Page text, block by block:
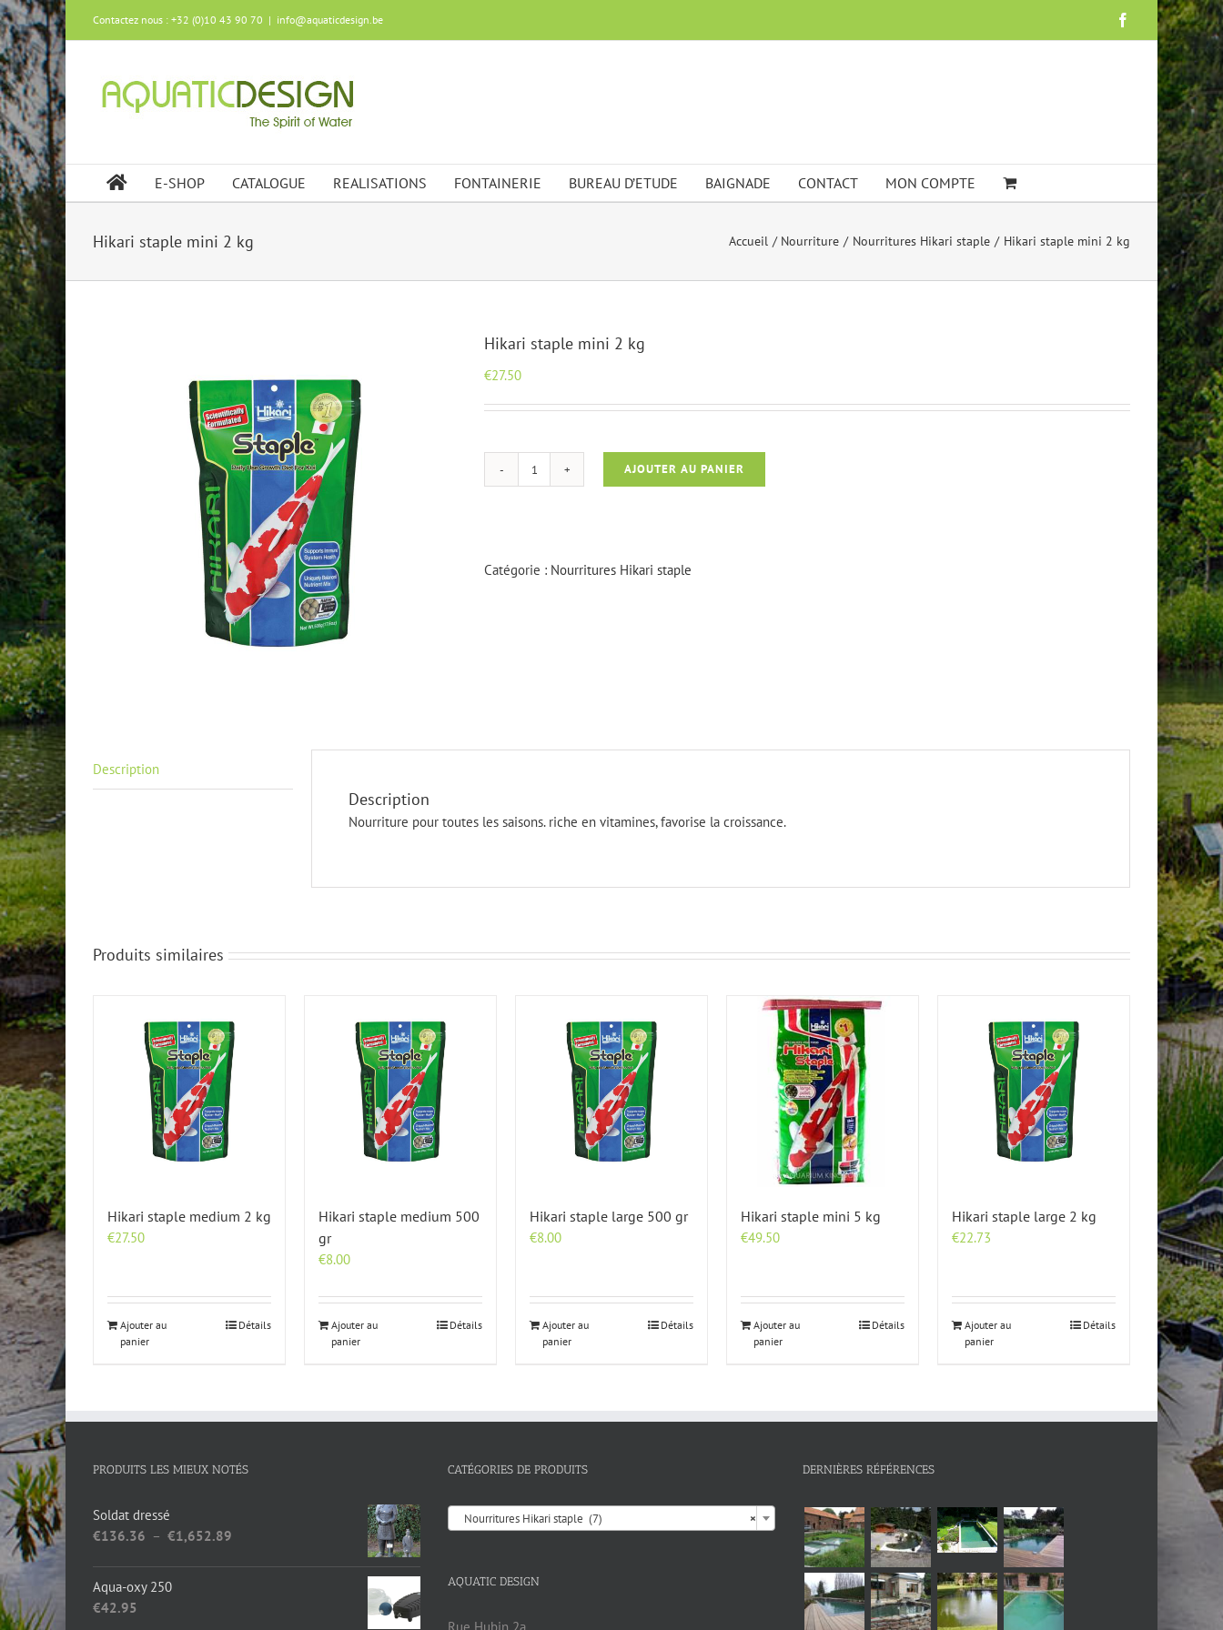
Skip
to
content
Contactez nous : +32 (0)10 43 90 70 | info@aquaticdesign.be Facebook
E-SHOP CATALOGUE REALISATIONS FONTAINERIE BUREAU D’ETUDE BAIGNADE CONTACT MON COMPTE
Hikari staple mini 2 kg Accueil Nourriture Nourritures Hikari staple Hikari staple mini 2 kg
Hikari staple mini 2 kg
€27.50
quantité
mini
AJOUTER AU PANIER
Catégorie : Nourritures Hikari staple
Description
Description
Nourriture pour toutes les saisons. riche en vitamines, favorise la croissance.
Produits similaires
Hikari staple medium 2 kg
€27.50
Ajouter au
panier
Détails
Hikari staple medium 500
gr
€8.00
Ajouter au
panier
Détails
Hikari staple large 500 gr
€8.00
Ajouter au
panier
Détails
Hikari staple mini 5 kg
€49.50
Ajouter au
panier
Détails
Hikari staple large 2 kg
€22.73
Ajouter au
panier
Détails
PRODUITS LES MIEUX NOTÉS
Soldat dressé
€136.36 – €1,652.89
Aqua-oxy 250
€42.95
CATÉGORIES DE PRODUITS
×
Nourritures Hikari staple (7)
AQUATIC DESIGN
DERNIÈRES RÉFÉRENCES